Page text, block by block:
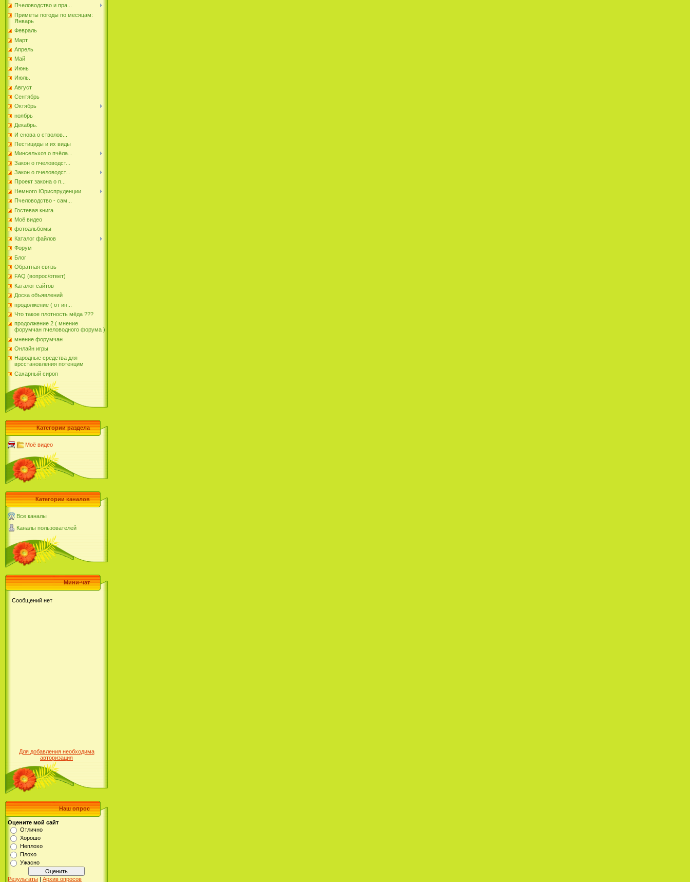
Пчеловодство и пра...
Приметы погоды по месяцам:
Январь
Февраль
Март
Апрель
Май
Июнь
Июль.
Август
Сентябрь
Октябрь
ноябрь
Декабрь.
И снова о стволов...
Пестициды и их виды
Минсельхоз о пчёла...
Закон о пчеловодст...
Закон о пчеловодст...
Проект закона о п...
Немного Юриспруденции
Пчеловодство - сам...
Гостевая книга
Моё видео
фотоальбомы
Каталог файлов
Форум
Блог
Обратная связь
FAQ (вопрос/ответ)
Каталог сайтов
Доска объявлений
продолжение ( от ин...
Что такое плотность мёда ???
продолжение 2 ( мнение
форумчан пчеловодного форума )
мнение форумчан
Онлайн игры
Народные средства для
врсстановления потенцим
Сахарный сироп
Категории раздела
Моё видео
Категории каналов
Все каналы
Каналы пользователей
Мини-чат
Для добавления необходима
авторизация
Наш опрос
Оцените мой сайт
Отлично
Хорошо
Неплохо
Плохо
Ужасно
Результаты | Архив опросов